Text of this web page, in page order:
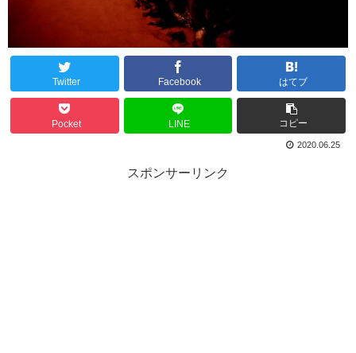
Twitter Facebook はてブ
Pocket LINE コピー
2020.06.25
スポンサーリンク